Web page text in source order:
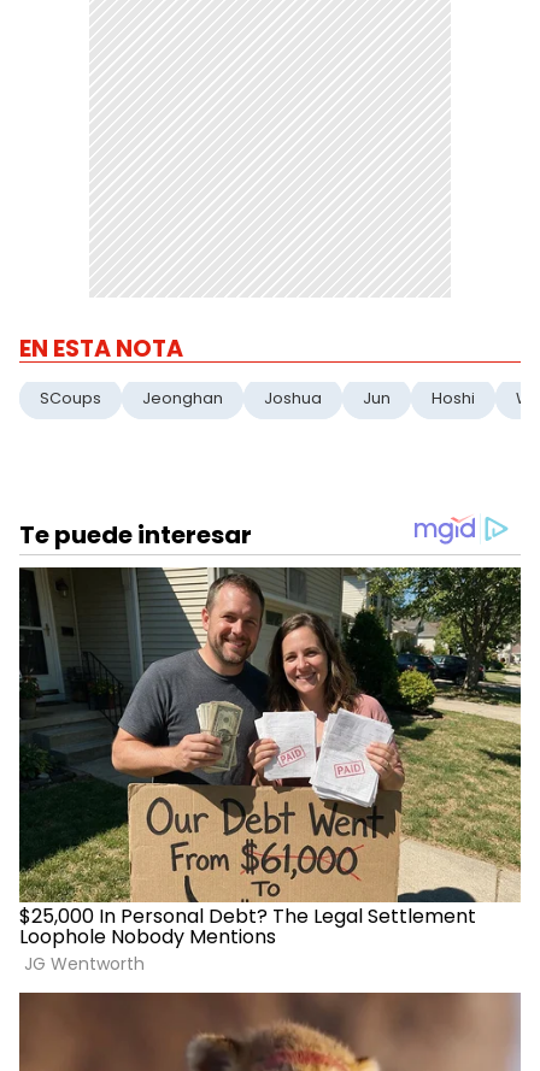
EN ESTA NOTA
SCoups Jeonghan Joshua Jun Hoshi